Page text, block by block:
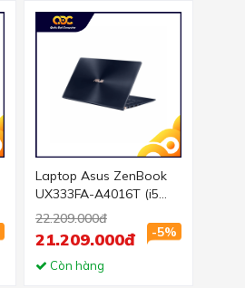
Laptop Asus ZenBook
UX333FA-A4016T (i5
8265U/8GB RAM/256GB
SSD/13.3 inch FHD/Win
10/Xanh)
22.209.000đ
-5%
21.209.000đ
Còn hàng